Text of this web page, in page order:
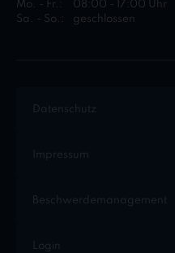
Mo. - Fr.:
08:00 - 17:00 Uhr
Sa. - So.:
geschlossen
Datenschutz
Impressum
Beschwerdemanagement
Login